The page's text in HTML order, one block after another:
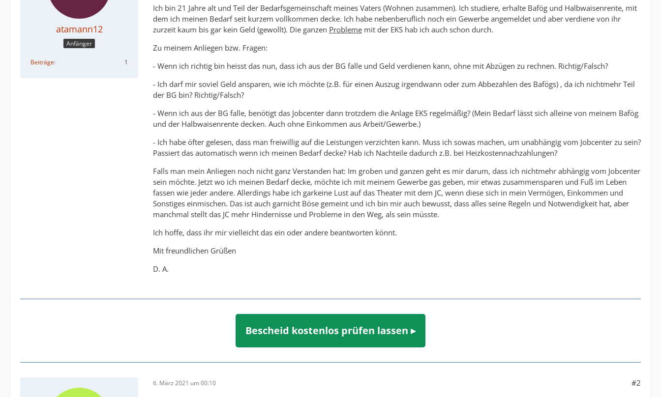
atamann12
Anfänger
Beiträge 1
Ich bin 21 Jahre alt und Teil der Bedarfsgemeinschaft meines Vaters (Wohnen zusammen). Ich studiere, erhalte Bafög und Halbwaisenrente, mit
dem ich meinen Bedarf seit kurzem vollkommen decke. Ich habe nebenberuflich noch ein Gewerbe angemeldet und aber verdiene von ihr
zurzeit kaum bis gar kein Geld (gewollt). Die ganzen Probleme mit der EKS hab ich auch schon durch.
Zu meinem Anliegen bzw. Fragen:
- Wenn ich richtig bin heisst das nun, dass ich aus der BG falle und Geld verdienen kann, ohne mit Abzügen zu rechnen. Richtig/Falsch?
- Ich darf mir soviel Geld ansparen, wie ich möchte (z.B. für einen Auszug irgendwann oder zum Abbezahlen des Bafögs) , da ich nichtmehr Teil
der BG bin? Richtig/Falsch?
- Wenn ich aus der BG falle, benötigt das Jobcenter dann trotzdem die Anlage EKS regelmäßig? (Mein Bedarf lässt sich alleine von meinem Bafög
und der Halbwaisenrente decken. Auch ohne Einkommen aus Arbeit/Gewerbe.)
- Ich habe öfter gelesen, dass man freiwillig auf die Leistungen verzichten kann. Muss ich sowas machen, um unabhängig vom Jobcenter zu sein?
Passiert das automatisch wenn ich meinen Bedarf decke? Hab ich Nachteile dadurch z.B. bei Heizkostennachzahlungen?
Falls man mein Anliegen noch nicht ganz Verstanden hat: Im groben und ganzen geht es mir darum, dass ich nichtmehr abhängig vom Jobcenter
sein möchte. Jetzt wo ich meinen Bedarf decke, möchte ich mit meinem Gewerbe gas geben, mir etwas zusammensparen und Fuß im Leben
fassen wie jeder andere. Allerdings habe ich garkeine Lust auf das Theater mit dem JC, wenn diese sich in mein Vermögen, Einkommen und
Sonstiges einmischen. Das ist auch garnicht Böse gemeint und ich bin mir auch bewusst, dass alles seine Regeln und Notwendigkeit hat, aber
manchmal stellt das JC mehr Hindernisse und Probleme in den Weg, als sein müsste.
Ich hoffe, dass ihr mir vielleicht das ein oder andere beantworten könnt.
Mit freundlichen Grüßen
D. A.
Bescheid kostenlos prüfen lassen ▸
6. März 2021 um 00:10 #2